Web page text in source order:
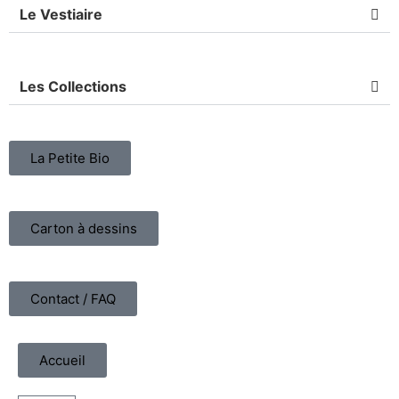
Le Vestiaire
Les Collections
La Petite Bio
Carton à dessins
Contact / FAQ
Accueil